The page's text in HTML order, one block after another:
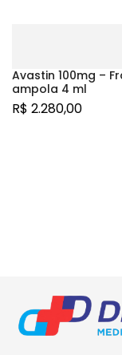
Avastin 100mg –
ampola 4 ml
R$ 2.280,00